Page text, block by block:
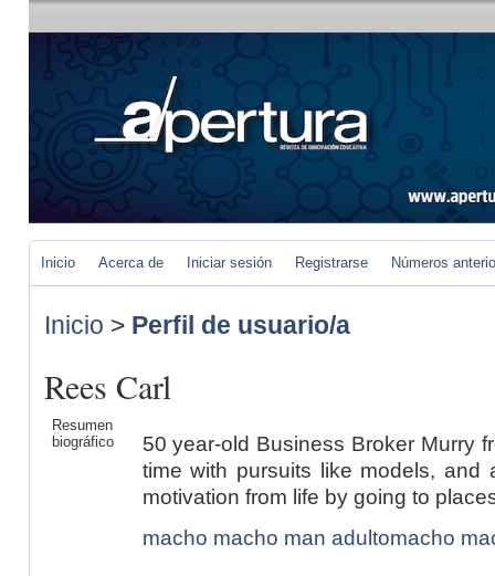
Inicio Acerca de Iniciar sesión Registrarse Números
Inicio > Perfil de usuario/a
Rees Carl
Resumen
biográfico
50 year-old Business Broker Murry
time with pursuits like models, and
motivation from life by going to
macho macho man adultomacho